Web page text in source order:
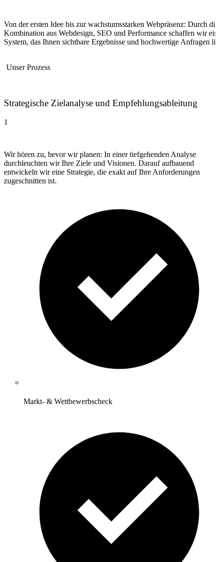
Von der ersten Idee bis zur wachstumsstarken Webpräsenz: Durch die
Kombination aus Webdesign, SEO und Performance schaffen wir ein
System, das Ihnen sichtbare Ergebnisse und hochwertige Anfragen
Unser Prozess
Strategische Zielanalyse und Empfehlungsableitung
1
Wir hören zu, bevor wir planen: In einer tiefgehenden Analyse
durchleuchten wir Ihre Ziele und Visionen. Darauf aufbauend
entwickeln wir eine Strategie, die exakt auf Ihre Anforderungen
zugeschnitten ist.
Markt- & Wettbewerbscheck